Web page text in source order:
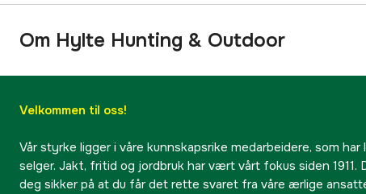
Om Hylte Hunting & Outdoor
Velkommen til oss!
Vår styrke ligger i våre kunnskapsrike medarbeidere, som
selger. Jakt, fritid og jordbruk har vært vårt fokus siden 1911.
deg sikker på at du får det rette svaret fra våre ærlige